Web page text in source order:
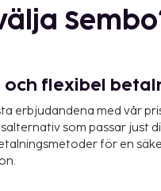
5 april-15 november,
området.
gratis. Husdjur
och flexibel
erbjudandena med vår
som passar just
för en